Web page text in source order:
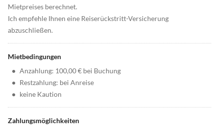
Mietpreises berechnet.
Ich empfehle Ihnen eine Reiserückstritt-Versicherung
abzuschließen.
Mietbedingungen
• Anzahlung: 100,00 € bei Buchung
• Restzahlung: bei Anreise
• keine Kaution
Zahlungsmöglichkeiten